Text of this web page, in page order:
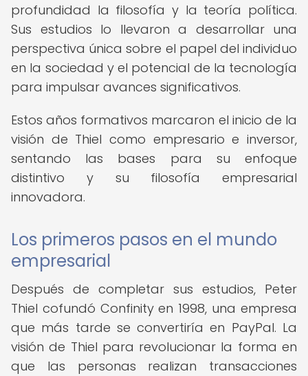
profundidad la filosofía y la teoría política.
Sus estudios lo llevaron a desarrollar una
perspectiva única sobre el papel del individuo
en la sociedad y el potencial de la tecnología
para impulsar avances significativos.
Estos años formativos marcaron el inicio de la
visión de Thiel como empresario e inversor,
sentando las bases para su enfoque
distintivo y su filosofía empresarial
innovadora.
Los primeros pasos en el mundo
empresarial
Después de completar sus estudios, Peter
Thiel cofundó Confinity en 1998, una empresa
que más tarde se convertiría en PayPal. La
visión de Thiel para revolucionar la forma en
que las personas realizan transacciones